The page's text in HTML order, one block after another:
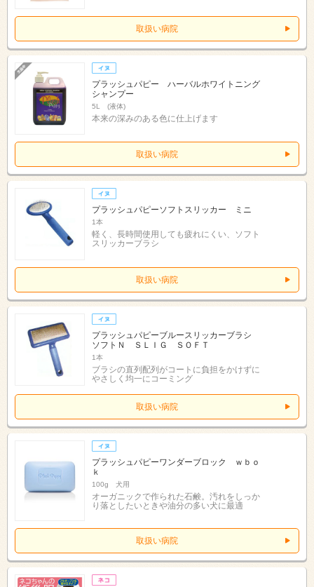
取扱い病院
プラッシュパピー ハーバルホワイトニング
シャンプー
5L (液体)
本来の深みのある色に仕上げます
取扱い病院
プラッシュパピーソフトスリッカー ミニ
1本
軽く、長時間使用しても疲れにくい、ソフト
スリッカーブラシ
取扱い病院
プラッシュパピーブルースリッカーブラシ
ソフトＮ ＳＬＩＧ ＳＯＦＴ
1本
ブラシの直列配列がコートに負担をかけずに
やさしく均一にコーミング
取扱い病院
プラッシュパピーワンダーブロック ｗｂｏ
ｋ
100g 犬用
オーガニックで作られた石鹸。汚れをしっか
り落としたいときや油分の多い犬に最適
取扱い病院